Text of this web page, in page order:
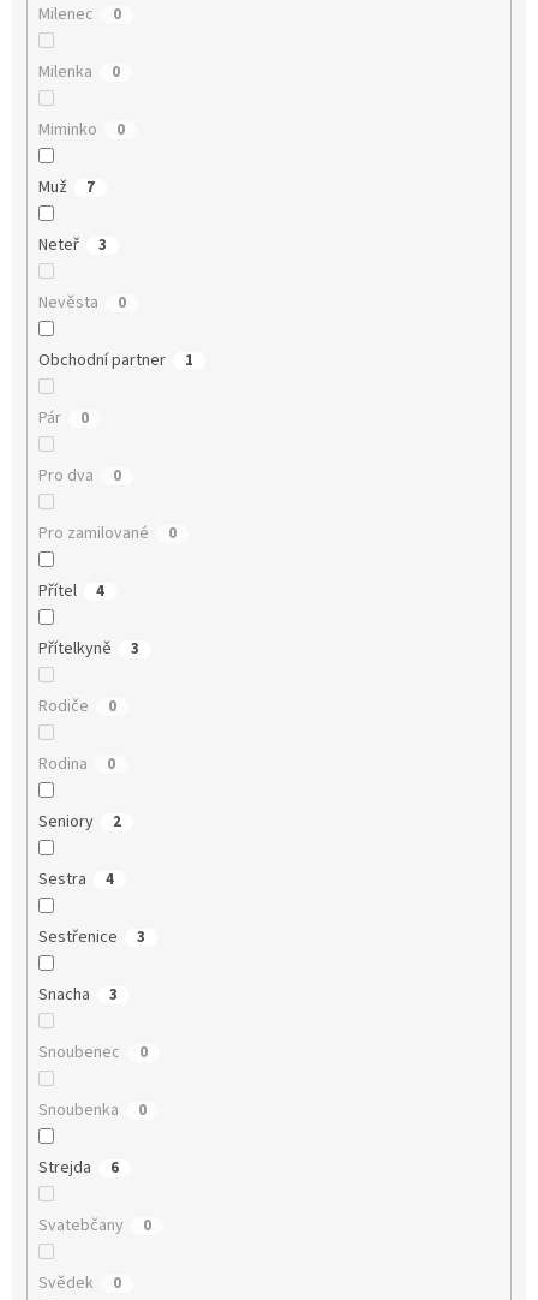
Milenec 0
Milenka 0
Miminko 0
Muž 7
Neteř 3
Nevěsta 0
Obchodní partner 1
Pár 0
Pro dva 0
Pro zamilované 0
Přítel 4
Přítelkyně 3
Rodiče 0
Rodina 0
Seniory 2
Sestra 4
Sestřenice 3
Snacha 3
Snoubenec 0
Snoubenka 0
Strejda 6
Svatebčany 0
Svědek 0